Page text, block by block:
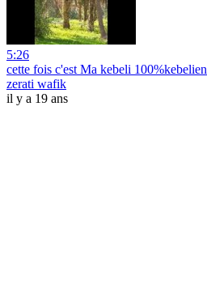
5:26
cette fois c'est Ma kebeli 100%kebelien
zerati wafik
il y a 19 ans